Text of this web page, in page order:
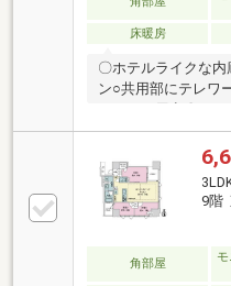
床暖房
〇ホテルライクな
ン○共用部にテレ
グ・ダイニングと
保○LDK部分には冬
が付いており、 換
ンにはディスポー
き〇ペット飼育可能
9階
角部屋